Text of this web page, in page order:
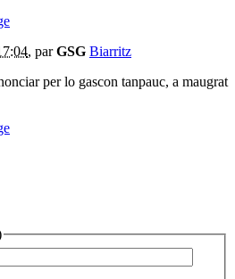
, parGSG Biarritz
per lo gascon tanpauc, a maugrat